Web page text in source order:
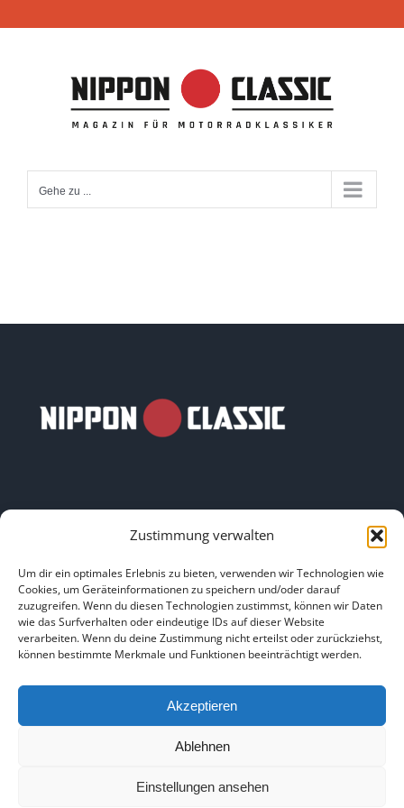
Zustimmung verwalten
Um dir ein optimales Erlebnis zu bieten, verwenden wir Technologien wie
Cookies, um Geräteinformationen zu speichern und/oder darauf
zuzugreifen. Wenn du diesen Technologien zustimmst, können wir Daten
wie das Surfverhalten oder eindeutige IDs auf dieser Website
verarbeiten. Wenn du deine Zustimmung nicht erteilst oder zurückziehst,
können bestimmte Merkmale und Funktionen beeinträchtigt werden.
Akzeptieren
Ablehnen
Einstellungen ansehen
Inhalt
Gehe zu ...
HOME|ÜBER UNS|IMPRESSUM |DATENSCHUTZ
BILDNACHWEISE
Copyright 2025